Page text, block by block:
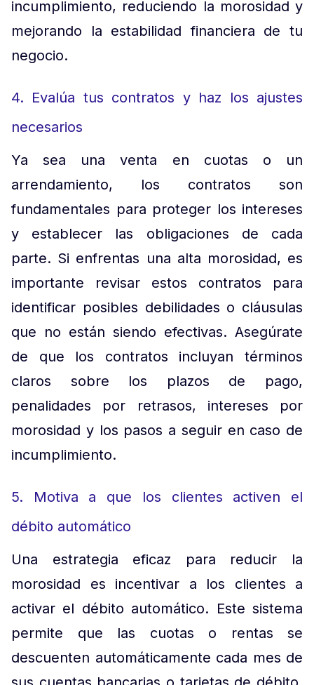
incumplimiento, reduciendo la morosidad y
mejorando la estabilidad financiera de tu
negocio.
4. Evalúa tus contratos y haz los ajustes
necesarios
Ya sea una venta en cuotas o un
arrendamiento, los contratos son
fundamentales para proteger los intereses
y establecer las obligaciones de cada
parte. Si enfrentas una alta morosidad, es
importante revisar estos contratos para
identificar posibles debilidades o cláusulas
que no están siendo efectivas. Asegúrate
de que los contratos incluyan términos
claros sobre los plazos de pago,
penalidades por retrasos, intereses por
morosidad y los pasos a seguir en caso de
incumplimiento.
5. Motiva a que los clientes activen el
débito automático
Una estrategia eficaz para reducir la
morosidad es incentivar a los clientes a
activar el débito automático. Este sistema
permite que las cuotas o rentas se
descuenten automáticamente cada mes de